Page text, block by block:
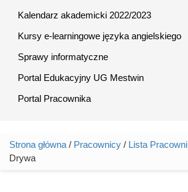
Kalendarz akademicki 2022/2023
Kursy e-learningowe języka angielskiego
Sprawy informatyczne
Portal Edukacyjny UG Mestwin
Portal Pracownika
Jesteś tutaj
Strona główna / Pracownicy / Lista
Drywa